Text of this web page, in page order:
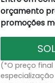
orçamento
promoções
(*O preço